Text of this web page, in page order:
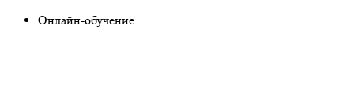
Онлайн-обучение